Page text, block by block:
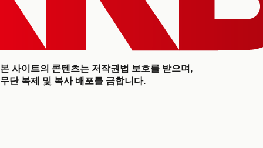
본 사이트의 콘텐츠는 저작권법 보호를 받으며,
무단 복제 및 복사 배포를 금합니다.